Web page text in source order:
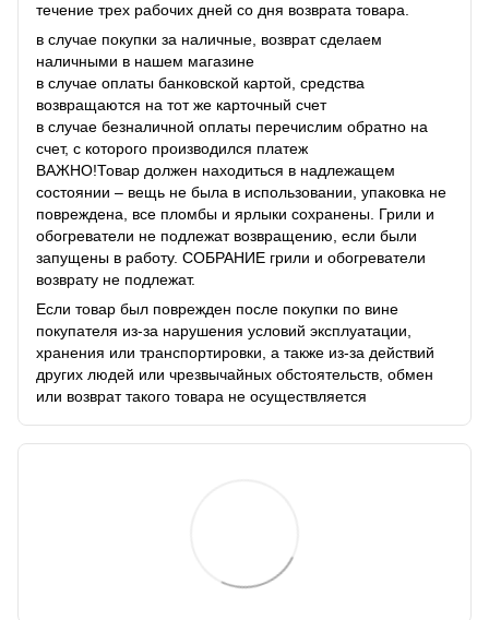
течение трех рабочих дней со дня возврата товара.
в случае покупки за наличные, возврат сделаем
наличными в нашем магазине
в случае оплаты банковской картой, средства
возвращаются на тот же карточный счет
в случае безналичной оплаты перечислим обратно на
счет, с которого производился платеж
ВАЖНО!Товар должен находиться в надлежащем
состоянии – вещь не была в использовании, упаковка не
повреждена, все пломбы и ярлыки сохранены. Грили и
обогреватели не подлежат возвращению, если были
запущены в работу. СОБРАНИЕ грили и обогреватели
возврату не подлежат.
Если товар был поврежден после покупки по вине
покупателя из-за нарушения условий эксплуатации,
хранения или транспортировки, а также из-за действий
других людей или чрезвычайных обстоятельств, обмен
или возврат такого товара не осуществляется